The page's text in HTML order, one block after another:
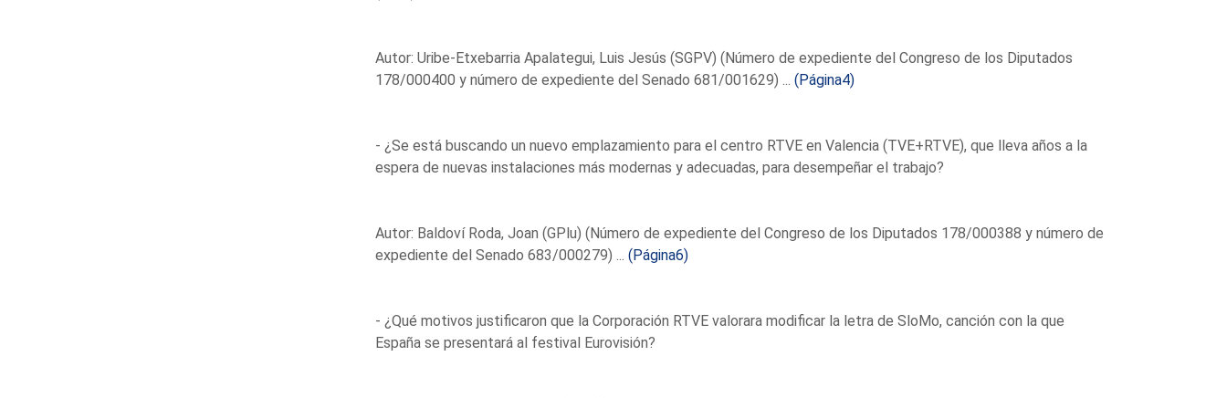
Autor: Uribe-Etxebarria Apalategui, Luis Jesús (SGPV) (Número de expediente del Congreso de los Diputados
178/000400 y número de expediente del Senado 681/001629) ... (Página4)
- ¿Se está buscando un nuevo emplazamiento para el centro RTVE en Valencia (TVE+RTVE), que lleva años a la
espera de nuevas instalaciones más modernas y adecuadas, para desempeñar el trabajo?
Autor: Baldoví Roda, Joan (GPlu) (Número de expediente del Congreso de los Diputados 178/000388 y número de
expediente del Senado 683/000279) ... (Página6)
- ¿Qué motivos justificaron que la Corporación RTVE valorara modificar la letra de SloMo, canción con la que
España se presentará al festival Eurovisión?